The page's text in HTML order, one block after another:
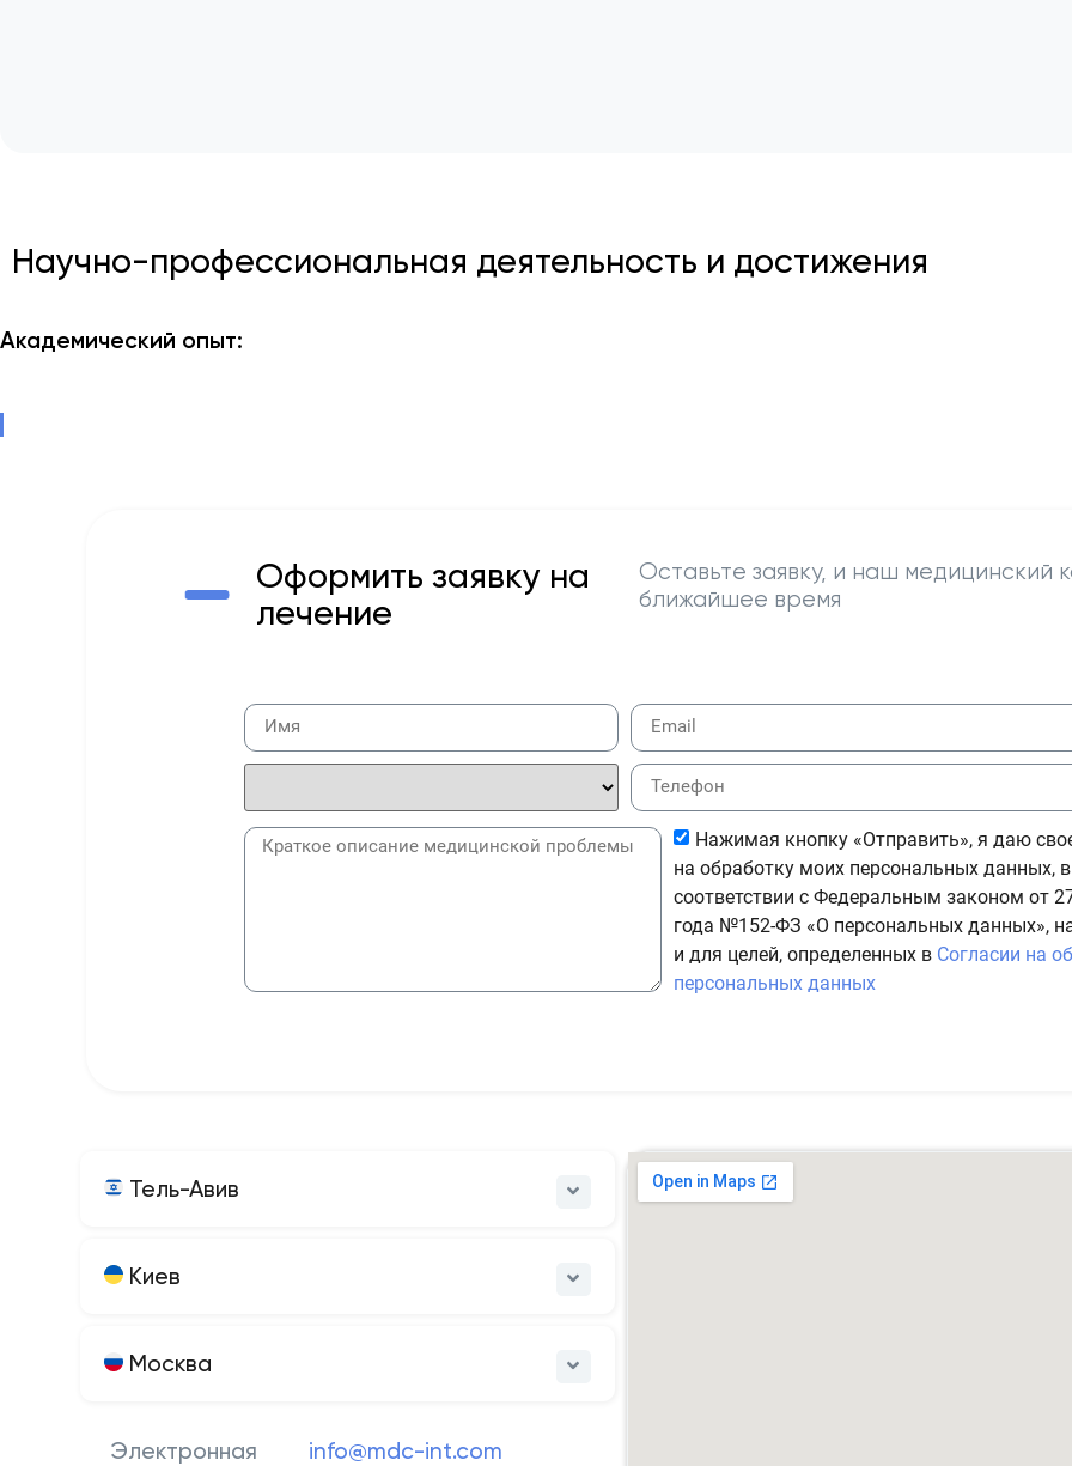
Научно-профессиональная деятельность и достижения
Академический опыт:
Оформить заявку на
лечение
Оставьте заявку, и наш медицинский
ближайшее время
Нажимая кнопку «Отправить», я даю
на обработку моих персональных данных, в
соответствии с Федеральным законом от
года №152-ФЗ «О персональных данных»,
и для целей, определенных в Согласии на
персональных данных
Тель-Авив
Киев
Москва
Электронная
info@mdc-int.com